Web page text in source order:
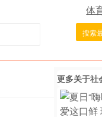
体
搜索
更多关于社